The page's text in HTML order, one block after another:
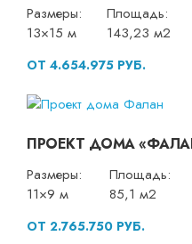
Размеры:
13×15 м
Площадь:
143,23 м2
ОТ 4.654.975 РУБ.
ПРОЕКТ ДОМА
Размеры:
11×9 м
Площадь:
85,1 м2
ОТ 2.765.750 РУБ.